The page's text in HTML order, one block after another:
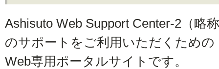
Ashisuto Web Support Center-2（略
のサポートをご利用いただくための
Web専用ポータルサイトです。